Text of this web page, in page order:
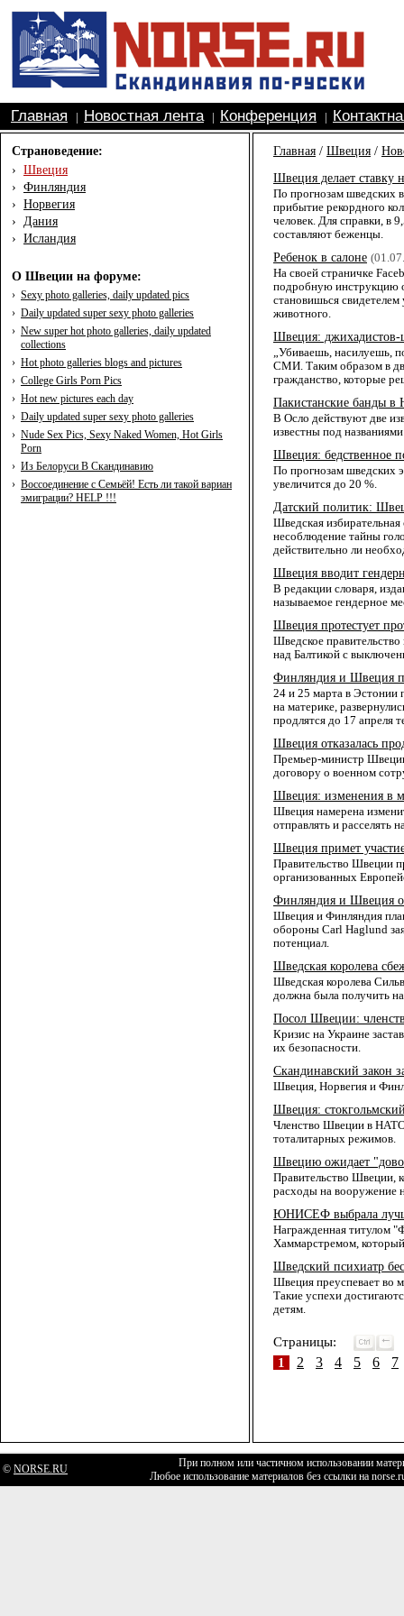
Главная Новостная лента| Конференция
Страноведение:
› Швеция
› Финляндия
› Норвегия
› Дания
› Исландия
О Швеции на форуме:
› Sexy photo galleries, daily updated pics
› Daily updated super sexy photo galleries
› New super hot photo galleries, daily updated
collections
› Hot photo galleries blogs and pictures
› College Girls Porn Pics
› Hot new pictures each day
› Daily updated super sexy photo galleries
› Nude Sex Pics, Sexy Naked Women, Hot Girls
Porn
› Из Белоруси В Скандинавию
› Воссоединение с Семьёй! Есть ли такой вариан
эмиграции? HELP !!!
Главная / Швеция /
Швеция делает ставку
По прогнозам шведских
прибытие рекордного
человек. Для справки, в
составляют беженцы.
Ребенок в салоне
На своей страничке
подробную инструкцию о
становишься
животного.
Швеция: джихадистов-
„Убиваешь, насилуешь,
СМИ. Таким образом в
гражданство, которые
Пакистанские банды в
В Осло действуют две
известны под
Швеция: бедственное
По прогнозам шведских
увеличится до 20 %.
Датский политик:
Шведская
несоблюдение тайны
действительно ли
Швеция вводит
В редакции словаря,
называемое гендерное
Швеция протестует
Шведское
над Балтикой с
Финляндия и Швеция
24 и 25 марта в Эстонии
на материке,
продлятся до 17 апреля
Швеция отказалась
Премьер-министр
договору о военном
Швеция: изменения в
Швеция намерена
отправлять и расселять
Швеция примет
Правительство Швеции
организованных
Финляндия и Швеция
Швеция и Финляндия
обороны Carl Haglund
потенциал.
Шведская королева
Шведская королева
должна была получить
Посол Швеции:
Кризис на Украине
их безопасности.
Скандинавский закон
Швеция, Норвегия и
Швеция:
Членство Швеции в НАТО
тоталитарных режимов.
Швецию ожидает
Правительство Швеции,
расходы на вооружение
ЮНИСЕФ выбрала
Награжденная титулом
Хаммарстремом,
Шведский психиатр
Швеция преуспевает во
Такие успехи
детям.
Страницы:
1
2 3 4 5 6 7
© NORSE.RU
При полном или частичном использовании
Любое использование материалов без ссылки на